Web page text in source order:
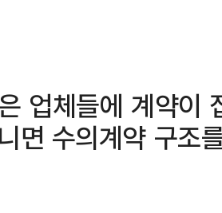
업체들에 계약이
면 수의계약 구조